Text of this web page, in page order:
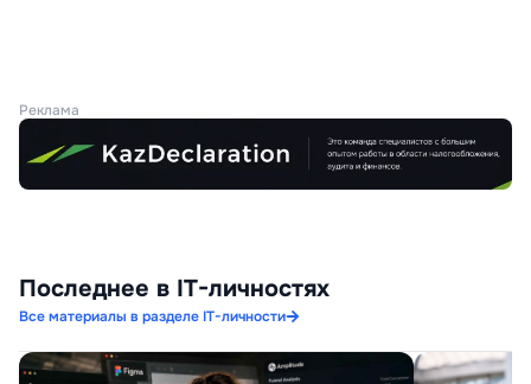
Реклама
Последнее в IT-личностях
Все материалы в разделе IT-личности